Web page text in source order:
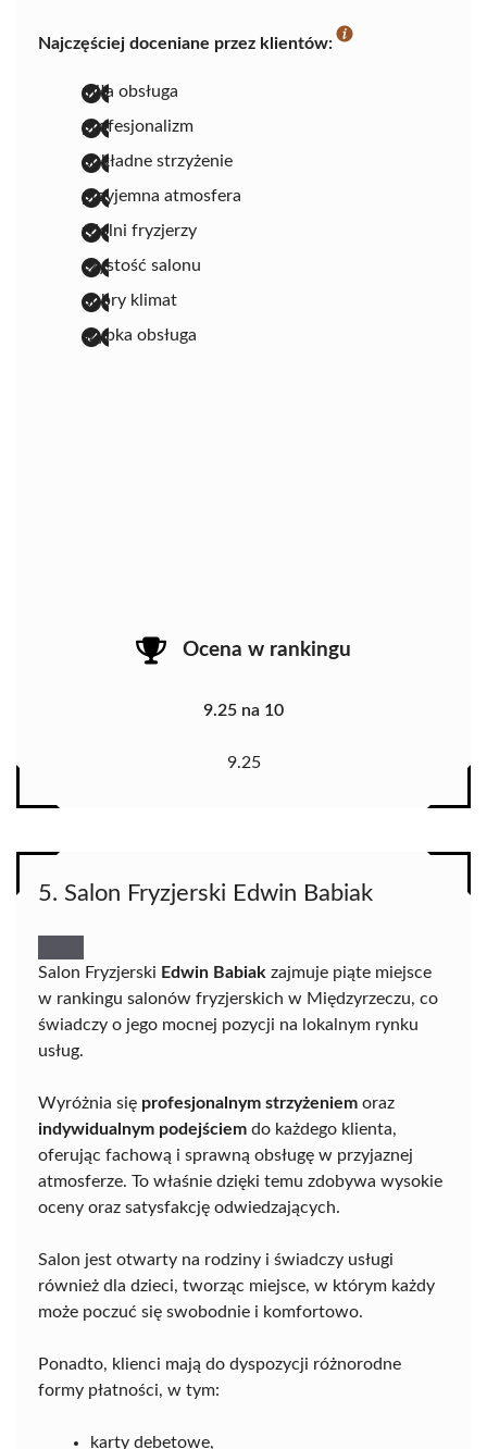
Najczęściej doceniane przez klientów:
miła obsługa
profesjonalizm
dokładne strzyżenie
przyjemna atmosfera
zdolni fryzjerzy
czystość salonu
dobry klimat
szybka obsługa
Ocena w rankingu
9.25 na 10
9.25
5. Salon Fryzjerski Edwin Babiak
Salon Fryzjerski Edwin Babiak zajmuje piąte miejsce
w rankingu salonów fryzjerskich w Międzyrzeczu, co
świadczy o jego mocnej pozycji na lokalnym rynku
usług.
Wyróżnia się profesjonalnym strzyżeniem oraz
indywidualnym podejściem do każdego klienta,
oferując fachową i sprawną obsługę w przyjaznej
atmosferze. To właśnie dzięki temu zdobywa wysokie
oceny oraz satysfakcję odwiedzających.
Salon jest otwarty na rodziny i świadczy usługi
również dla dzieci, tworząc miejsce, w którym każdy
może poczuć się swobodnie i komfortowo.
Ponadto, klienci mają do dyspozycji różnorodne
formy płatności, w tym:
karty debetowe,